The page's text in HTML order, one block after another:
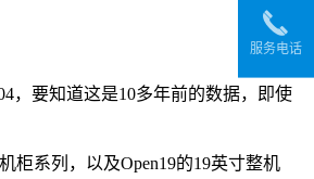
要知道这是10多年前的数据，即使
系列，以及Open19的19英寸整机
服务电话